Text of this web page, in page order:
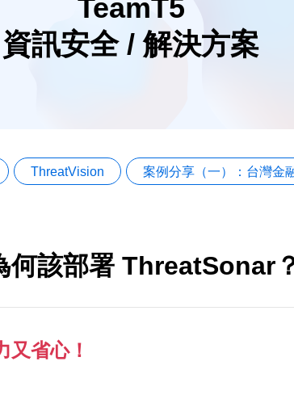
TeamT5
資訊安全 / 解決方案
ThreatVision 案例分享（一）：台灣金
何該部署 ThreatSonar
又省心！